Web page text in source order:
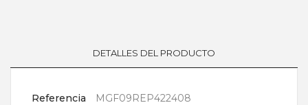
DETALLES DEL PRODUCTO
Referencia MGF09REP422408